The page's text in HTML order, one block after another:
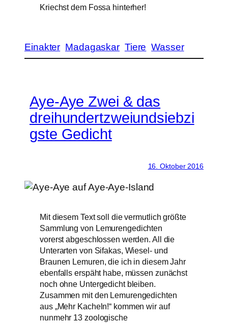
Kriechst dem Fossa hinterher!
Einakter Madagaskar Tiere Wasser
Aye-Aye Zwei & das
dreihundertzweiundsiebzi
gste Gedicht
16. Oktober 2016
Mit diesem Text soll die vermutlich größte
Sammlung von Lemurengedichten
vorerst abgeschlossen werden. All die
Unterarten von Sifakas, Wiesel- und
Braunen Lemuren, die ich in diesem Jahr
ebenfalls erspäht habe, müssen zunächst
noch ohne Untergedicht bleiben.
Zusammen mit den Lemurengedichten
aus „Mehr Kacheln!“ kommen wir auf
nunmehr 13 zoologische